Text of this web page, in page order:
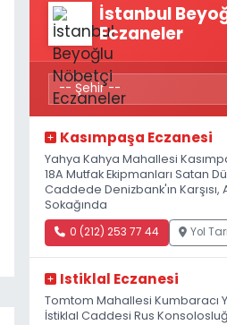
İstanbul
Eczaneler
Kasımpaşa Eczanesi
Yahya Kahya Mahallesi
18A Mutfak Ekipmanları Satan
Caddede Denizbank'ın Karşısı,
Sokağında
0 (212) 253 77 44 Yol
Istiklal Eczanesi
Tomtom Mahallesi Kumbaracı
İstiklal Caddesi Rus